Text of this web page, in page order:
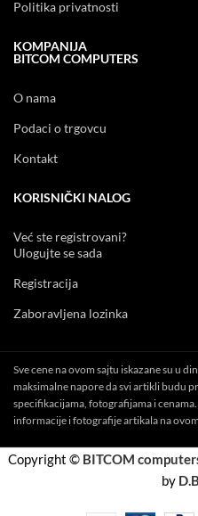
Politika privatnosti
KOMPANIJA
BITCOM COMPUTERS
O nama
Podaci o trgovcu
Kontakt
KORISNIČKI NALOG
Već ste registrovani?
Ulogujte se sada
Registracija
Zaboravljena lozinka
Sve cene na ovom sajtu iskazane su u
maksimalne napore da svi artikli budu
specifikacijama, fotografijama i
informacije i fotografije artikala na
Copyright © BITCOM
by